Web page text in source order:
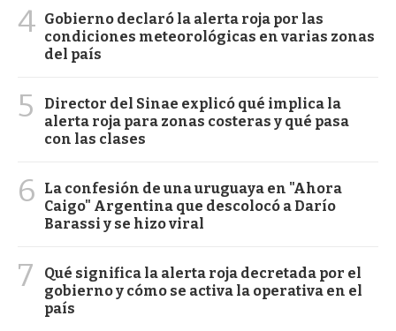
4 Gobierno declaró la alerta roja por las
condiciones meteorológicas en varias zonas
del país
5
Director del Sinae explicó qué implica la
alerta roja para zonas costeras y qué pasa
con las clases
6
La confesión de una uruguaya en "Ahora
Caigo" Argentina que descolocó a Darío
Barassi y se hizo viral
7
Qué significa la alerta roja decretada por el
gobierno y cómo se activa la operativa en el
país